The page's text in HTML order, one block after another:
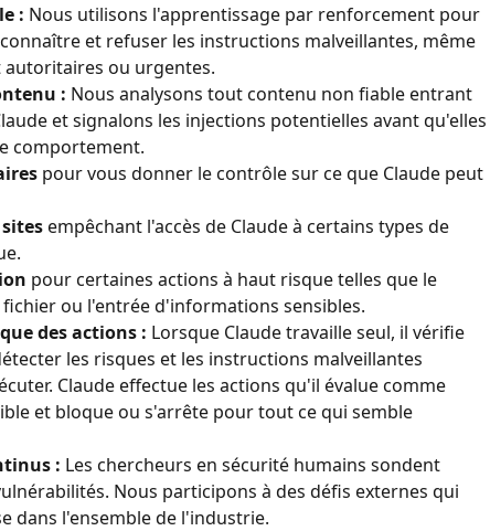
: Nous utilisons l'apprentissage par renforcement pour
et refuser les instructions malveillantes, même
ou urgentes.
: Nous analysons tout contenu non fiable entrant
et signalons les injections potentielles avant qu'elles
comportement.
pour vous donner le contrôle sur ce que Claude peut
empêchant l'accès de Claude à certains types de
pour certaines actions à haut risque telles que le
ou l'entrée d'informations sensibles.
des actions : Lorsque Claude travaille seul, il vérifie
les risques et les instructions malveillantes
Claude effectue les actions qu'il évalue comme
et bloque ou s'arrête pour tout ce qui semble
: Les chercheurs en sécurité humains sondent
Nous participons à des défis externes qui
dans l'ensemble de l'industrie.